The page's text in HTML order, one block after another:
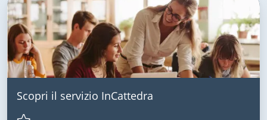
Scopri il servizio InCattedra